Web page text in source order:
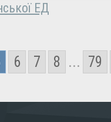
ЕД
6 7 8 ... 79